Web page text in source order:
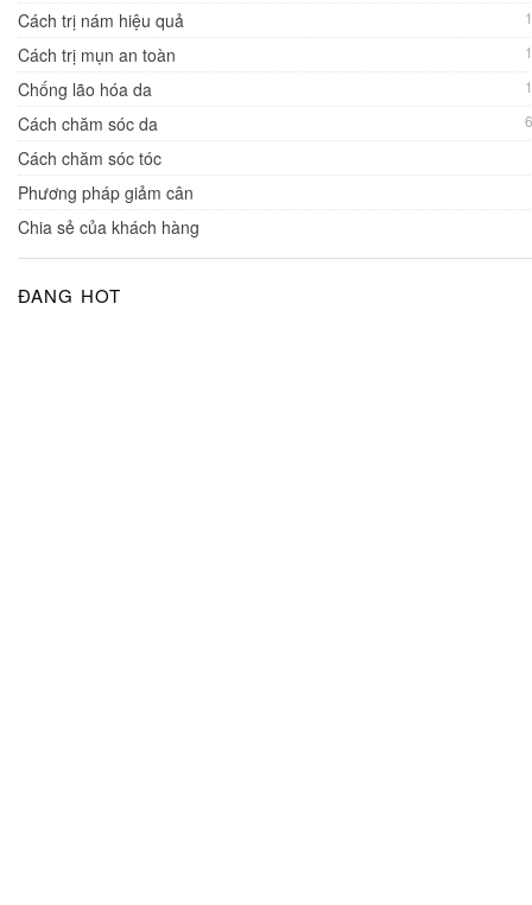
Cách trị nám hiệu quả
Cách trị mụn an toàn
Chống lão hóa da
Cách chăm sóc da
Cách chăm sóc tóc
Phương pháp giảm cân
Chia sẻ của khách hàng
ĐANG HOT